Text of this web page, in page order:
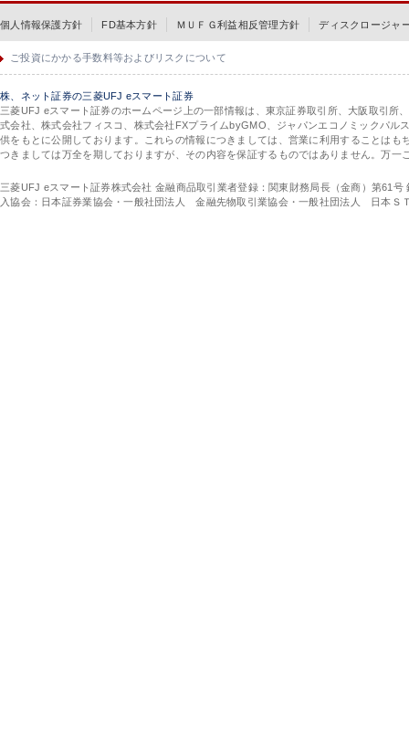
個人情報保護方針 FD基本方針 ＭＵＦＧ利益相反管理方針 ディスクロージャ
ご投資にかかる手数料等およびリスクについて
株、ネット証券の三菱UFJ eスマート証券
三菱UFJ eスマート証券のホームページ上の一部情報は、東京証券取引所、大阪取引
式会社、株式会社フィスコ、株式会社FXプライムbyGMO、ジャパンエコノミックパ
供をもとに公開しております。これらの情報につきましては、営業に利用することは
つきましては万全を期しておりますが、その内容を保証するものではありません。万
三菱UFJ eスマート証券株式会社 金融商品取引業者登録：関東財務局長（金商）第61
入協会：日本証券業協会・一般社団法人 金融先物取引業協会・一般社団法人 日本